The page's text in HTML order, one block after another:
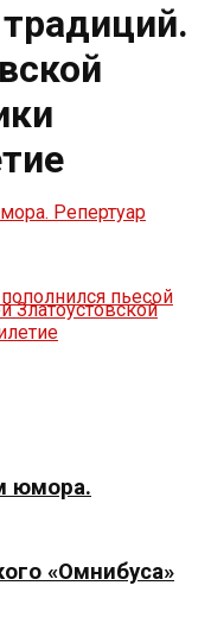
юмора.
«Омнибуса»